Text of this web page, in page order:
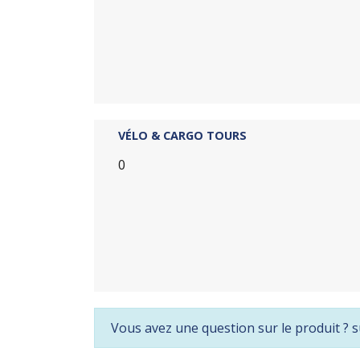
VÉLO & CARGO TOURS
0
Vous avez une question sur le produit ?